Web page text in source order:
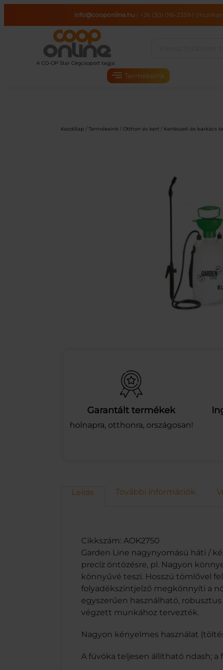
tartalomhoz
info@cooponline.hu | +36 (30) 016-2359|
Termékeink
Kezdőlap / Termékeink / Otthon és kert / Kertészeti és barkács
Garantált termékek
holnapra, otthonra, országosan!
Leírás További információk
Cikkszám: AOK2750
Garden Line nagynyomású háti /
precíz öntözésre, pl. Nagyon
könnyűvé teszi. Hosszú tömlővel
folyadékszintjelző megkönnyíti a
egyszerűen használható,
végzett munkához tervezték.
Nagyon kényelmes használat
A fúvóka teljesen állítható ndash; a